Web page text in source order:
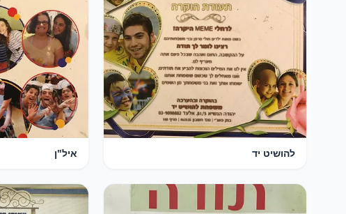
להושיט יד איל"ן